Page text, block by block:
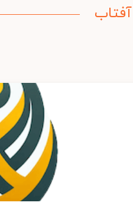
آفتاب